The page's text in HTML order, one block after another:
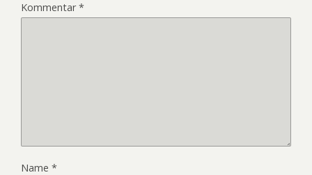
Kommentar*
Name *